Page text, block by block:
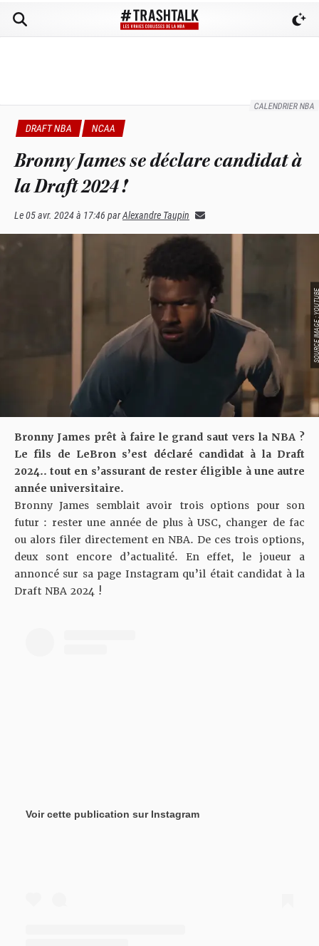
CALENDRIER NBA
DRAFT NBA NCAA
Bronny James se déclare candidat à
la Draft 2024 !
Le05 avr. 2024 à 17:46 parAlexandre Taupin
SOURCE
Bronny James prêt à faire le grand saut vers la NBA ?
Le fils de LeBron s’est déclaré candidat à la Draft
2024.. tout en s’assurant de rester éligible à une autre
année universitaire.
Bronny James semblait avoir trois options pour son
futur : rester une année de plus à USC, changer de fac
ou alors filer directement en NBA. De ces trois options,
deux sont encore d’actualité. En effet, le joueur a
annoncé sur sa page Instagram qu’il était candidat à la
Draft NBA 2024 !
Voir cette publication sur Instagram